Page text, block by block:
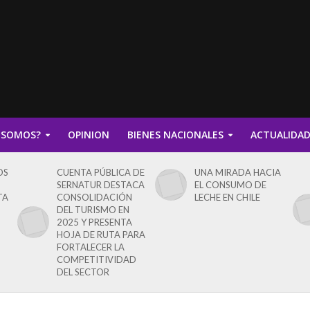
OPINION BIENES NACIONALES ACTUALIDAD
CUENTA PÚBLICA DE
SERNATUR DESTACA
CONSOLIDACIÓN
DEL TURISMO EN
2025 Y PRESENTA
HOJA DE RUTA PARA
FORTALECER LA
COMPETITIVIDAD
DEL SECTOR
UNA MIRADA HACIA
EL CONSUMO DE
LECHE EN CHILE